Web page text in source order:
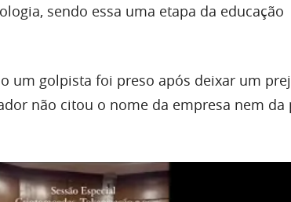
sendo essa uma etapa da educação
um golpista foi preso após deixar um
não citou o nome da empresa nem da